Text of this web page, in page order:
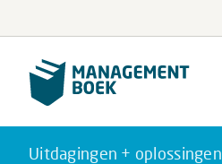
Uitdagingen + oplossingen